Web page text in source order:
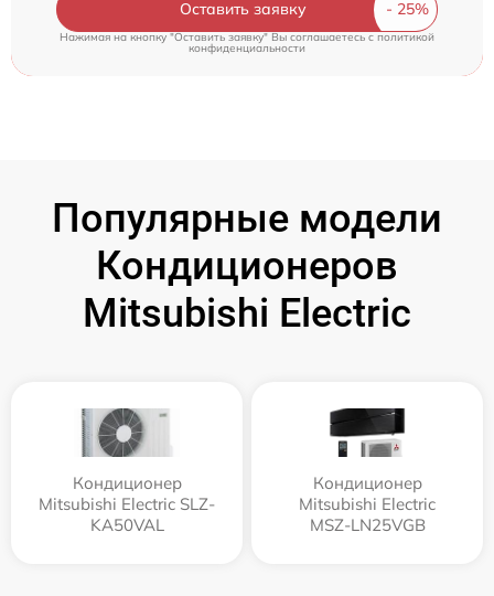
Оставить заявку
Нажимая на кнопку "Оставить заявку" Вы соглашаетесь c политикой
конфиденциальности
Популярные модели
Кондиционеров
Mitsubishi Electric
Кондиционер
Mitsubishi Electric SLZ-
KA50VAL
Кондиционер
Mitsubishi Electric
MSZ-LN25VGB